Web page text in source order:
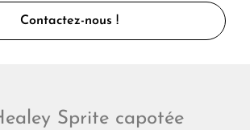
Contactez-nous !
Sprite capotée